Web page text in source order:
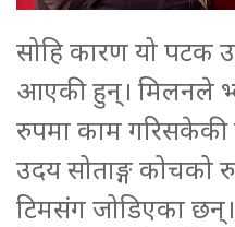
सोहि कारण यो पटक
आएकी हुन्। मिलनले
रुपमा काम गरिसकेकी
उदय सोताङ्ग कोचको
टिमसंग जोडिएका